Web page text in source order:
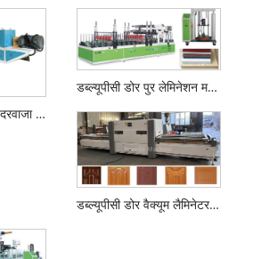
उच्च दक्षता डब्ल्यूपीसी दरवाजा पैनल एक्सट्रूडर
डब्ल्यूपीसी डोर पुर लेमिनेशन मशीन
डब्ल्यूपीसी डोर वैक्यूम लैमिनेटर मशीन